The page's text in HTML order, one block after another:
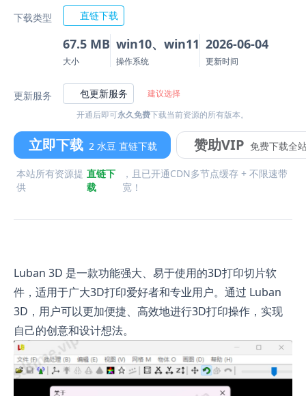
下载类型 直链下载
67.5 MB
大小
win10、win11
操作系统
2026-06-04
更新时间
更新服务 包更新服务
建议选择
开通后即可永久免费下载当前资源的所有版本。
立即下载 2 水豆 直链下载 赞助VIP 免费下载全
本站所有资源提
供
直链下
载
，且已开通CDN多节点缓存 + 不限速带
宽！
Luban 3D 是一款功能强大、易于使用的3D打印切片软
件，适用于广大3D打印爱好者和专业用户。通过 Luban
3D，用户可以更加便捷、高效地进行3D打印操作，实现
自己的创意和设计想法。